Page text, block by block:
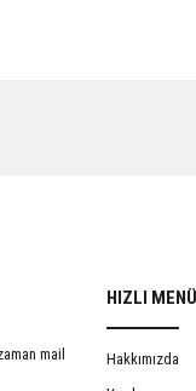
mail
HIZLI MENÜ
Hakkımızda